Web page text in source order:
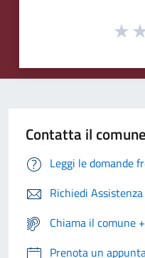
Contatta il comune
Leggi le domande
Richiedi Assistenza
Chiama il comune
Prenota un